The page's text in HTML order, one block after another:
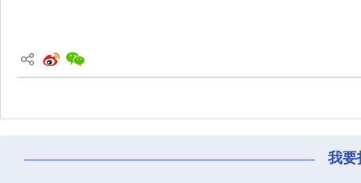
我要